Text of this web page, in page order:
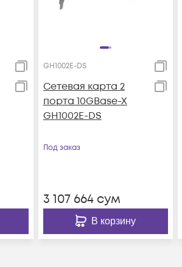
GH1002E-DS
Сетевая карта 2
порта 10GBase-X
GH1002E-DS
Под заказ
3 107 664сум
В корзину